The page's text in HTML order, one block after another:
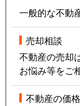
一般的な不動
売却相談
不動産の売却
お悩み等をご
不動産の価